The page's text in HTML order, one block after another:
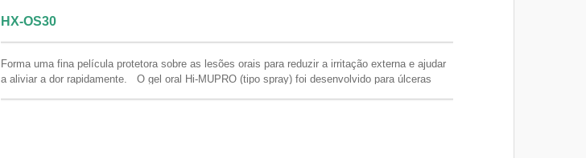
HX-OS30
Forma uma fina película protetora sobre as lesões orais para reduzir a irritação externa e ajudar
a aliviar a dor rapidamente. O gel oral Hi-MUPRO (tipo spray) foi desenvolvido para úlceras